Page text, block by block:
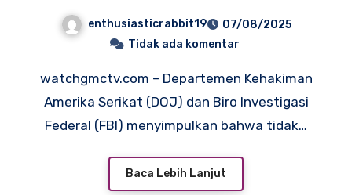
Epstein, Tegaskan Bunuh
Diri Sebagai Penyebab
Kematian
enthusiasticrabbit19
07/08/2025
Tidak ada komentar
watchgmctv.com – Departemen Kehakiman
Amerika Serikat (DOJ) dan Biro Investigasi
Federal (FBI) menyimpulkan bahwa tidak…
Baca Lebih Lanjut